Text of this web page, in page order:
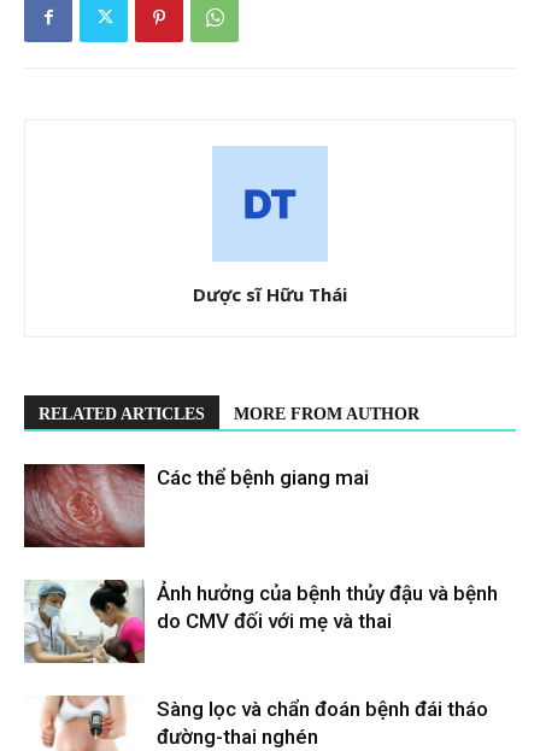
Dược sĩ Hữu Thái
RELATED ARTICLES MORE FROM AUTHOR
Các thể bệnh giang mai
Ảnh hưởng của bệnh thủy đậu và bệnh
do CMV đối với mẹ và thai
Sàng lọc và chẩn đoán bệnh đái tháo
đường-thai nghén